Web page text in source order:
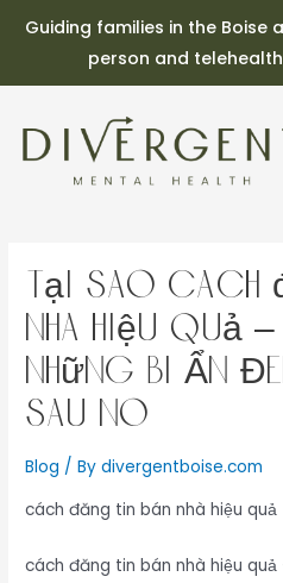
Guiding families in the Boise
person and
Tại Sao cách
nhà hiệu quả –
Những Bí Ẩn
Sau Nó
Blog / Bydivergentboise.com
cách đăng tin bán nhà hiệu quả
cách đăng tin bán nhà hiệu